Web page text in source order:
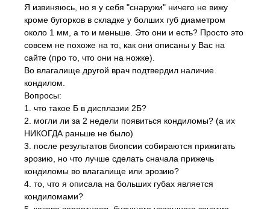
Я извиняюсь, но я у себя "снаружи" ничего не вижу
кроме бугорков в складке у болших губ диаметром
около 1 мм, а то и меньше. Это они и есть? Просто это
совсем не похоже на то, как они описаны у Вас на
сайте (про то, что они на ножке).
Во влагалище другой врач подтвердил наличие
кондилом.
Вопросы:
1. что такое Б в дисплазии 2Б?
2. могли ли за 2 недели появиться кондиломы? (а их
НИКОГДА раньше не было)
3. после результатов биопсии собираются прижигать
эрозию, но что лучше сделать сначала прижечь
кондиломы во влагалище или эрозию?
4. то, что я описала на больших губах является
кондиломами?